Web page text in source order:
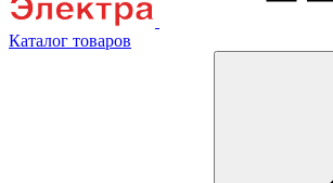
Каталог товаров